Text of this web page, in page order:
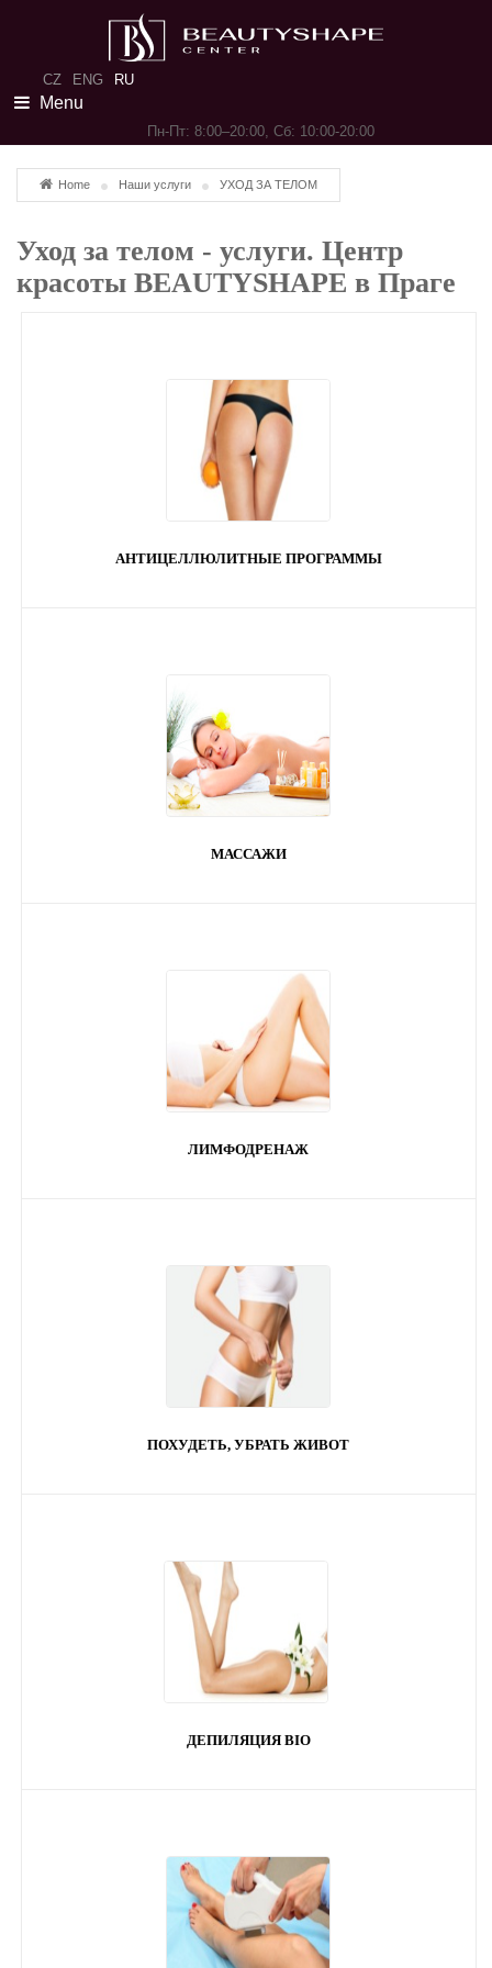
Menu
CZ ENG RU
Пн-Пт: 8:00–20:00, Сб: 10:00-20:00
Home Наши услуги УХОД ЗА ТЕЛОМ
Уход за телом - услуги. Центр
красоты BEAUTYSHAPE в Праге
АНТИЦЕЛЛЮЛИТНЫЕ ПРОГРАММЫ
МАССАЖИ
ЛИМФОДРЕНАЖ
ПОХУДЕТЬ, УБРАТЬ ЖИВОТ
ДЕПИЛЯЦИЯ BIO